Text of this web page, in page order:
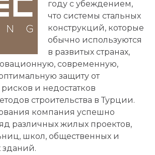
году с убеждением,
что системы стальных
конструкций, которые
обычно используются
в развитых странах,
современную,
защиту от
и недостатков
строительства в Турции.
компания успешно
различных жилых проектов,
школ, общественных и